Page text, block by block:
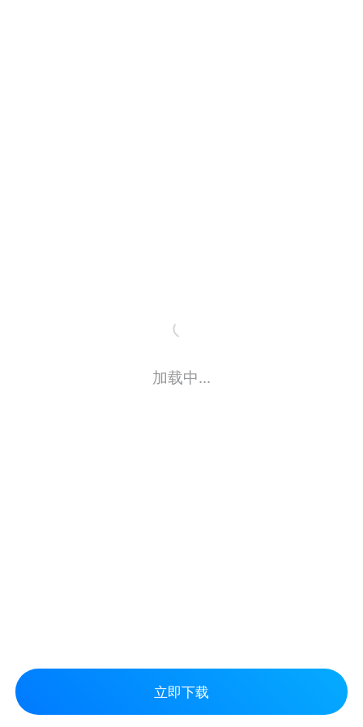
加载中...
立即下载